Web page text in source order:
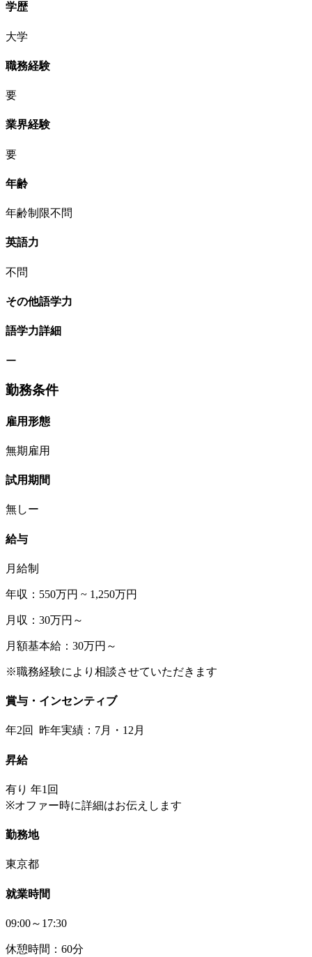
学歴
大学
職務経験
要
業界経験
要
年齢
年齢制限不問
英語力
不問
その他語学力
語学力詳細
ー
勤務条件
雇用形態
無期雇用
試用期間
無しー
給与
月給制
年収：550万円 ~ 1,250万円
月収：30万円～
月額基本給：30万円～
※職務経験により相談させていただきます
賞与・インセンティブ
年2回 昨年実績：7月・12月
昇給
有り 年1回
※オファー時に詳細はお伝えします
勤務地
東京都
就業時間
09:00～17:30
休憩時間：60分